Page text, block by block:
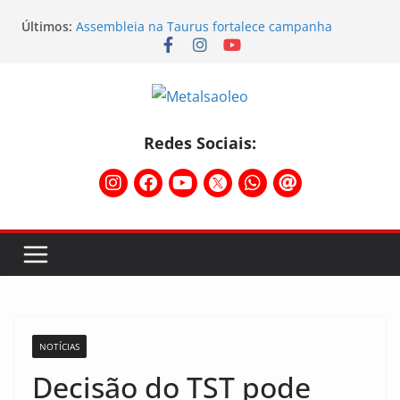
Últimos: Assembleia na Taurus fortalece campanha
salarial e mostra a força da categoria que exige
Nota de repúdio
Conselho Diretivo da CNM/CUT debate indústria e
Temporal destelha Ginásio Bigornão
Assembleia na Taurus – Campanha salarial
2026/2027
Redes Sociais:
NOTÍCIAS
Decisão do TST pode